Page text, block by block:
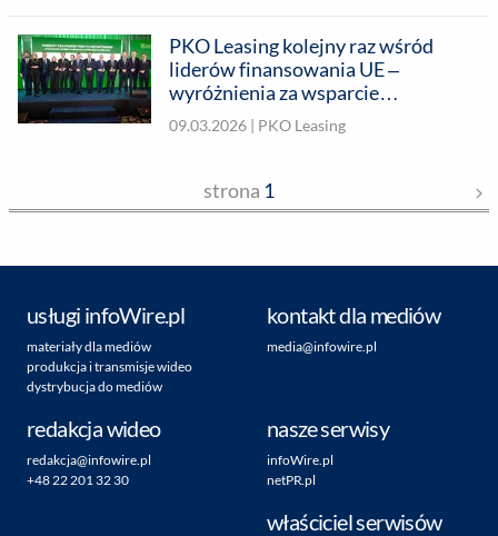
PKO Leasing kolejny raz wśród
liderów finansowania UE –
wyróżnienia za wsparcie
agrobiznesu
09.03.2026 | PKO Leasing
strona 1
usługi infoWire.pl
materiały dla mediów
produkcja i transmisje wideo
dystrybucja do mediów
kontakt dla mediów
media@infowire.pl
redakcja wideo
redakcja@infowire.pl
+48 22 201 32 30
nasze serwisy
infoWire.pl
netPR.pl
właściciel serwisów